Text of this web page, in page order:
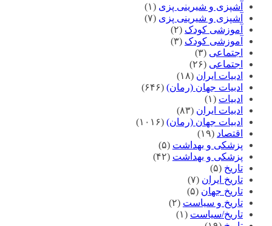
آشپزی و شیرینی پزی (۱)
آشپزی و شیرینی پزی (۷)
آموزشی کودک (۲)
آموزشی کودک (۳)
اجتماعی (۳)
اجتماعی (۲۶)
ادبیات ایران (۱۸)
ادبیات جهان (رمان) (۶۴۶)
ادبیات (۱)
ادبیات ایران (۸۳)
ادبیات جهان (رمان) (۱۰۱۶)
اقتصاد (۱۹)
پزشکی و بهداشت (۵)
پزشکی و بهداشت (۴۲)
تاریخ (۵)
تاریخ ایران (۷)
تاریخ جهان (۵)
تاریخ و سیاست (۲)
تاریخ/سیاست (۱)